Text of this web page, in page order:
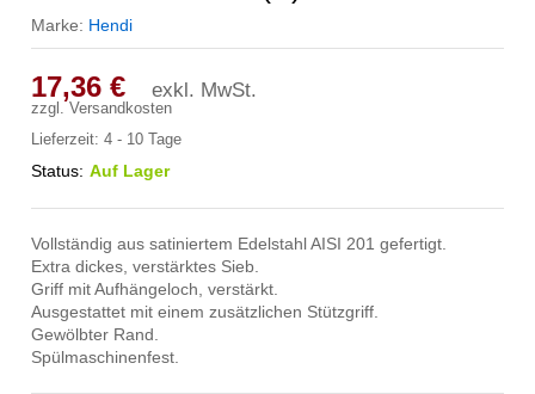
Marke: Hendi
17,36€ exkl. MwSt.
zzgl.Versandkosten
Lieferzeit:4 - 10 Tage
Status: Auf Lager
Vollständig aus satiniertem Edelstahl AISI 201 gefertigt.
Extra dickes, verstärktes Sieb.
Griff mit Aufhängeloch, verstärkt.
Ausgestattet mit einem zusätzlichen Stützgriff.
Gewölbter Rand.
Spülmaschinenfest.